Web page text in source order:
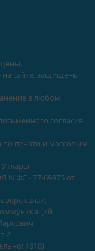
сайте, защищены
в любом
согласия
по печати и массовым
N ФС - 77-69875 от
связи,
2
1618)